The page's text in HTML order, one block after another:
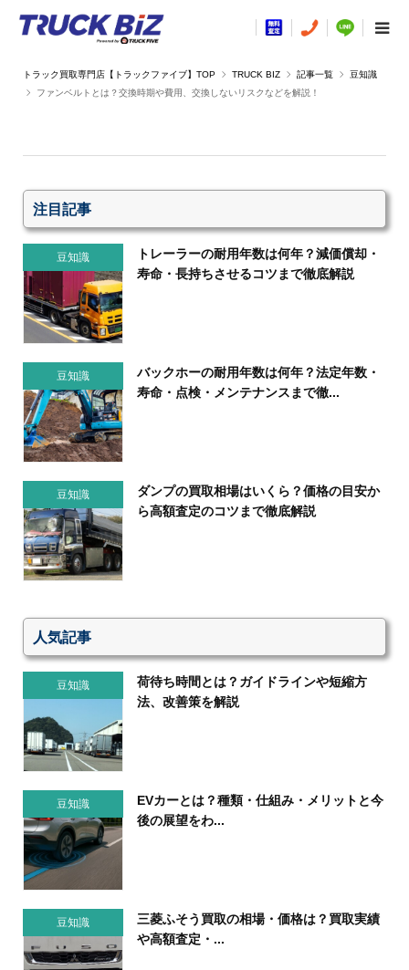
TRUCK BIZ 記事一覧
豆知識
ファンベルトとは？交換時期や費用、交換しないリスクなどを解説！
注目記事
豆知識
トレーラーの耐用年数は何年？減価償却・
寿命・長持ちさせるコツまで徹底解説
豆知識
バックホーの耐用年数は何年？法定年数・
寿命・点検・メンテナンスまで徹...
豆知識
ダンプの買取相場はいくら？価格の目安か
ら高額査定のコツまで徹底解説
人気記事
豆知識
荷待ち時間とは？ガイドラインや短縮方
法、改善策を解説
豆知識
EVカーとは？種類・仕組み・メリットと今
後の展望をわ...
豆知識
三菱ふそう買取の相場・価格は？買取実績
や高額査定・...